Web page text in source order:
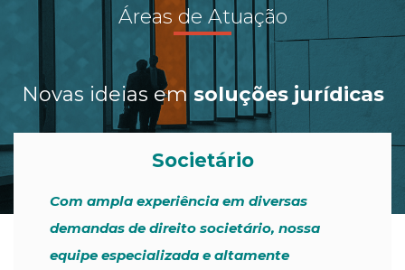
Áreas de Atuação
Novas ideias emsoluções jurídicas
Societário
Com ampla experiência em diversas
demandas de direito societário, nossa
equipe especializada e altamente